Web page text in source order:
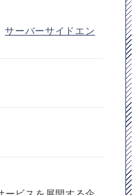
サーバーサイドエン